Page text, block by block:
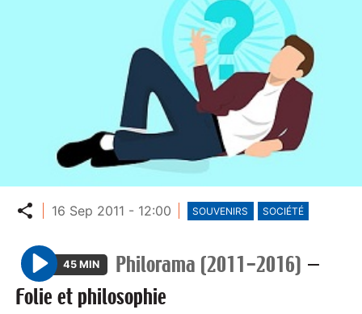
Partager
16 Sep 2011 - 12:00 SOUVENIRS SOCIÉTÉ
P
l
45 MIN Philorama (2011-2016) —
Folie et philosophie